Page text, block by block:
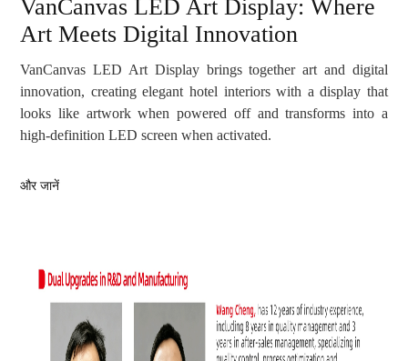
VanCanvas LED Art Display: Where
Art Meets Digital Innovation
VanCanvas LED Art Display brings together art and digital
innovation, creating elegant hotel interiors with a display that
looks like artwork when powered off and transforms into a
high-definition LED screen when activated.
और जानें